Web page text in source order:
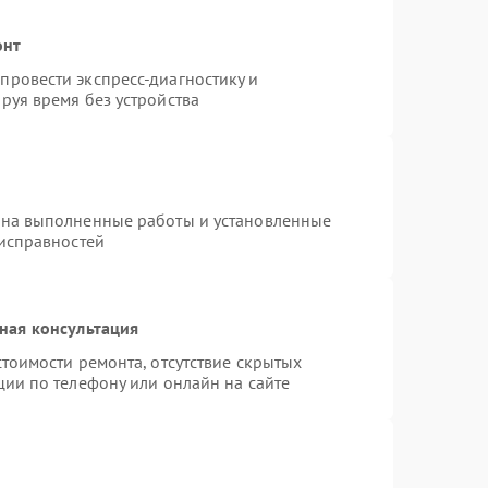
экспресс-диагностику и
время без устройства
выполненные работы и установленные
консультация
ремонта, отсутствие скрытых
по телефону или онлайн на сайте